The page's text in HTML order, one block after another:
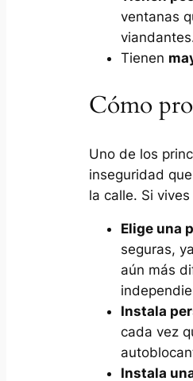
ventanas
Tienen
Cómo
Uno de los
inseguridad
la calle. Si
Elige una
seguras,
aún más
Instala
cada vez
Instala